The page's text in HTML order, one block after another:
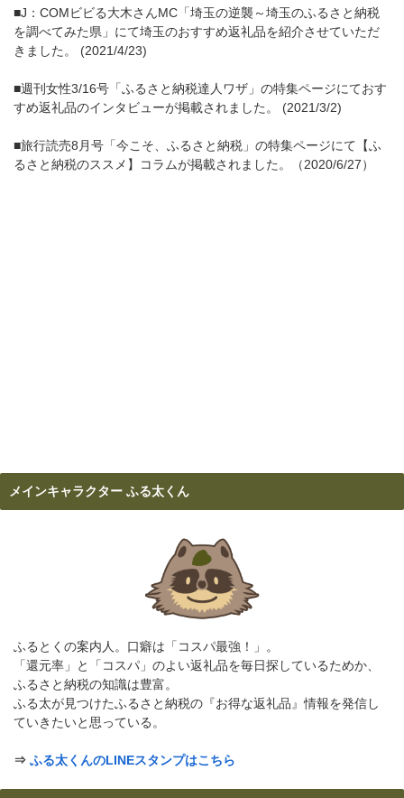
■J：COMビビる大木さんMC「埼玉の逆襲～埼玉のふるさと納税
を調べてみた県」にて埼玉のおすすめ返礼品を紹介させていただ
きました。 (2021/4/23)
■週刊女性3/16号「ふるさと納税達人ワザ」の特集ページにておす
すめ返礼品のインタビューが掲載されました。 (2021/3/2)
■旅行読売8月号「今こそ、ふるさと納税」の特集ページにて【ふ
るさと納税のススメ】コラムが掲載されました。（2020/6/27）
メインキャラクター ふる太くん
ふるとくの案内人。口癖は「コスパ最強！」。
「還元率」と「コスパ」のよい返礼品を毎日探しているためか、
ふるさと納税の知識は豊富。
ふる太が見つけたふるさと納税の『お得な返礼品』情報を発信し
ていきたいと思っている。
⇒ ふる太くんのLINEスタンプはこちら